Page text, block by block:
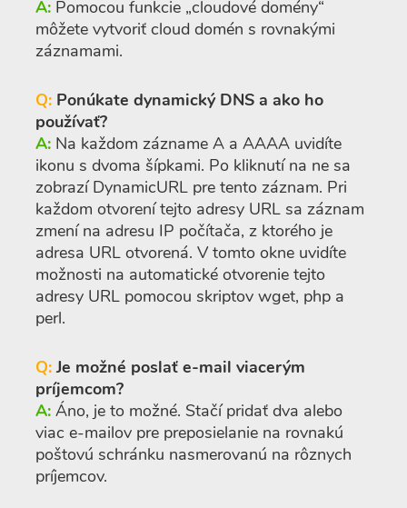
A: Pomocou funkcie „cloudové domény“
môžete vytvoriť cloud domén s rovnakými
záznamami.
Q: Ponúkate dynamický DNS a ako ho
používať?
A: Na každom zázname A a AAAA uvidíte
ikonu s dvoma šípkami. Po kliknutí na ne sa
zobrazí DynamicURL pre tento záznam. Pri
každom otvorení tejto adresy URL sa záznam
zmení na adresu IP počítača, z ktorého je
adresa URL otvorená. V tomto okne uvidíte
možnosti na automatické otvorenie tejto
adresy URL pomocou skriptov wget, php a
perl.
Q: Je možné poslať e-mail viacerým
príjemcom?
A: Áno, je to možné. Stačí pridať dva alebo
viac e-mailov pre preposielanie na rovnakú
poštovú schránku nasmerovanú na rôznych
príjemcov.